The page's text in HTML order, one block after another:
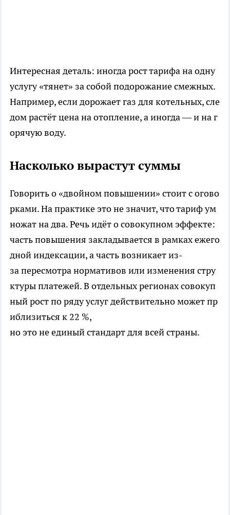
Интересная деталь: иногда рост тарифа на одну
услугу «тянет» за собой подорожание смежных.
Например, если дорожает газ для котельных, сле
дом растёт цена на отопление, а иногда — и на г
орячую воду.
Насколько вырастут суммы
Говорить о «двойном повышении» стоит с огово
рками. На практике это не значит, что тариф ум
ножат на два. Речь идёт о совокупном эффекте:
часть повышения закладывается в рамках ежего
дной индексации, а часть возникает из-
за пересмотра нормативов или изменения стру
ктуры платежей. В отдельных регионах совокуп
ный рост по ряду услуг действительно может пр
иблизиться к 22 %,
но это не единый стандарт для всей страны.